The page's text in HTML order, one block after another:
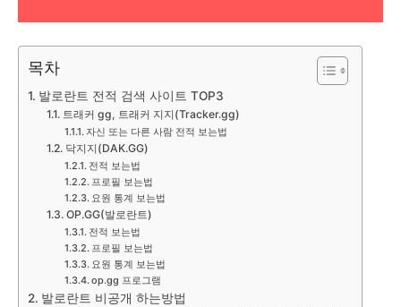
목차
발로란트 전적 검색 사이트 TOP3
트래커 gg, 트래커 지지(Tracker.gg)
자신 또는 다른 사람 전적 보는법
닥지지(DAK.GG)
전적 보는법
프로필 보는법
요원 통계 보는법
OP.GG(발로란트)
전적 보는법
프로필 보는법
요원 통계 보는법
op.gg 프로그램
발로란트 비공개 하는방법